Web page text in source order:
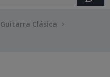
Guitarra Clásica